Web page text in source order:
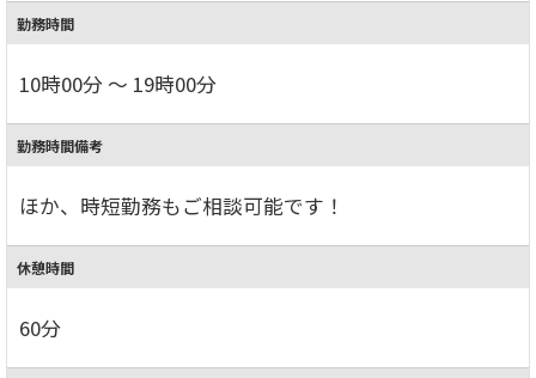
勤務時間
10時00分 ～ 19時00分
勤務時間備考
ほか、時短勤務もご相談可能です！
休憩時間
60分